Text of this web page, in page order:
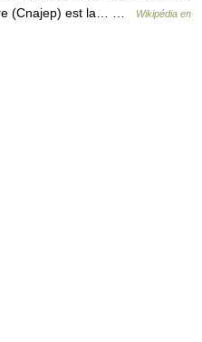
(Cnajep) est la… …
Wikipédia en